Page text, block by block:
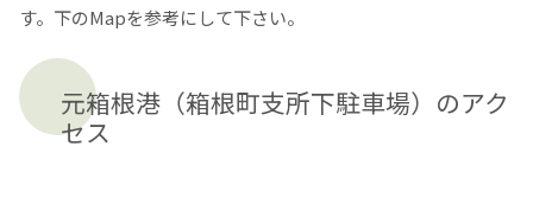
す。下のMapを参考にして下さい。
元箱根港（箱根町支所下駐車場）のアク
セス